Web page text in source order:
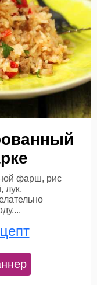
фарш, рис
лук,